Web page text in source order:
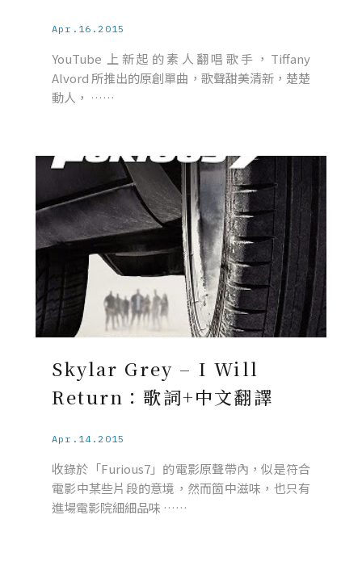
Apr.16.2015
YouTube 上新起的素人翻唱歌手，Tiffany
Alvord 所推出的原創單曲，歌聲甜美清新，楚楚
動人， ……
Skylar Grey – I Will
Return：歌詞+中文翻譯
Apr.14.2015
收錄於「Furious7」的電影原聲帶內，似是符合
電影中某些片段的意境，然而箇中滋味，也只有
進場電影院細細品味 ……